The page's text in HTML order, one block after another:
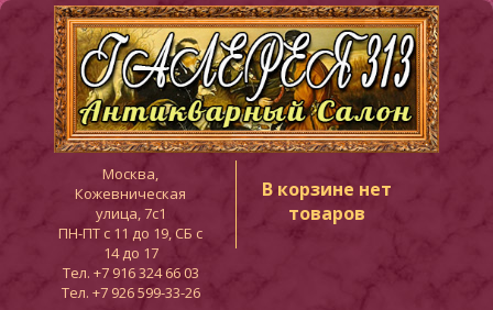
Москва,
Кожевническая
улица, 7с1
ПН-ПТ c 11 до 19, СБ с
14 до 17
Тел. +7 916 324 66 03
Тел. +7 926 599-33-26
В корзине нет
товаров